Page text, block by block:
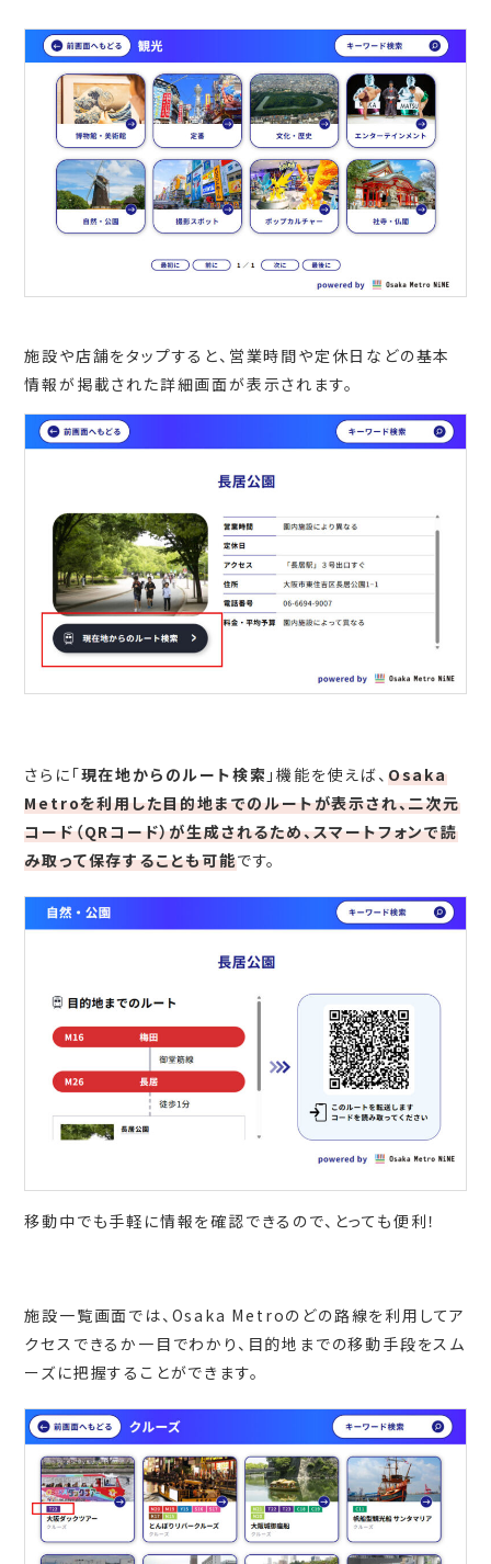
施設や店舗をタップすると、営業時間や定休日などの基本
情報が掲載された詳細画面が表示されます。
さらに「現在地からのルート検索 」機能を使えば、 Osaka
Metroを利用した目的地までのルートが表示され、二次元
コード（QRコード）が生成されるため、スマートフォンで読
み取って保存することも可能です。
移動中でも手軽に情報を確認できるので、とっても便利！
施設一覧画面では、Osaka Metroのどの路線を利用してア
クセスできるか一目でわかり、目的地までの移動手段をスム
ーズに把握することができます。